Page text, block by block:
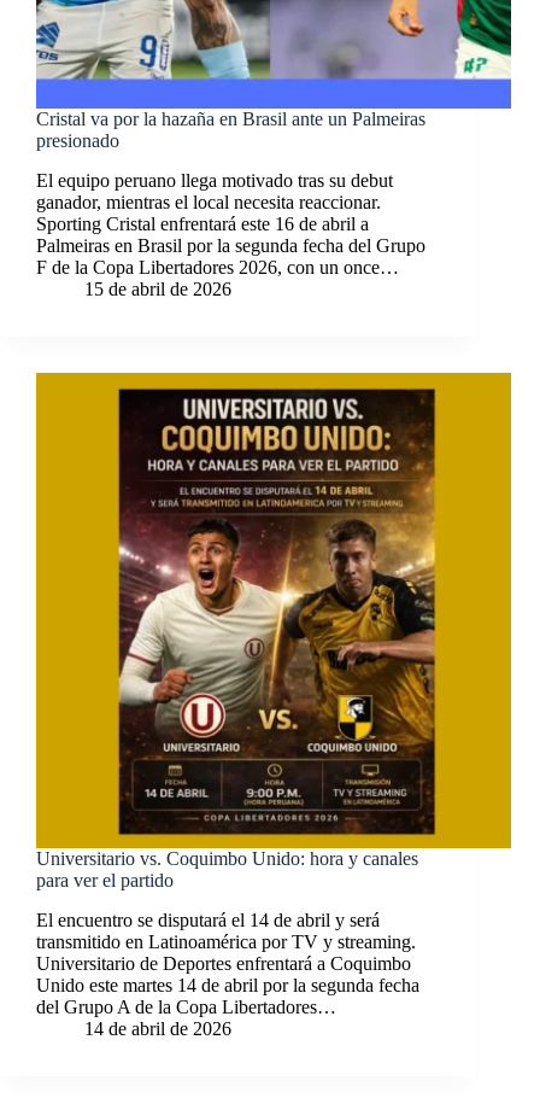
Cristal va por la hazaña en Brasil ante un Palmeiras
presionado
El equipo peruano llega motivado tras su debut
ganador, mientras el local necesita reaccionar.
Sporting Cristal enfrentará este 16 de abril a
Palmeiras en Brasil por la segunda fecha del Grupo
F de la Copa Libertadores 2026, con un once…
15 de abril de 2026
Universitario vs. Coquimbo Unido: hora y canales
para ver el partido
El encuentro se disputará el 14 de abril y será
transmitido en Latinoamérica por TV y streaming.
Universitario de Deportes enfrentará a Coquimbo
Unido este martes 14 de abril por la segunda fecha
del Grupo A de la Copa Libertadores…
14 de abril de 2026